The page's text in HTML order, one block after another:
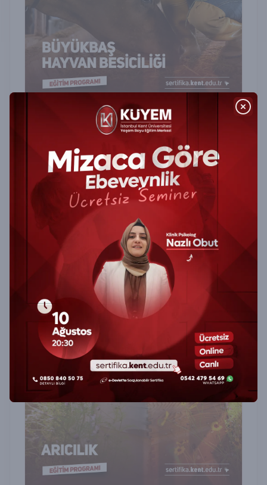
Büyükbaş Hayvan Besiciliği Sertifika
Büyükbaş Hayvan Besiciliği Sertifika Programı ile
verimli besicilik tekniklerini öğrenin, hayvan
sağlığı ve beslenme konularında profesyonel
yetkinlik kazanın.